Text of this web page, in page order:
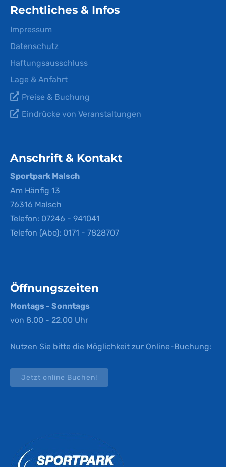
Rechtliches & Infos
Impressum
Datenschutz
Haftungsausschluss
Lage & Anfahrt
Preise & Buchung
Eindrücke von Veranstaltungen
Anschrift & Kontakt
Sportpark Malsch
Am Hänfig 13
76316 Malsch
Telefon: 07246 - 941041
Telefon (Abo): 0171 - 7828707
Öffnungszeiten
Montags - Sonntags
von 8.00 - 22.00 Uhr
Nutzen Sie bitte die Möglichkeit zur Online-Buchung:
Jetzt online Buchen!